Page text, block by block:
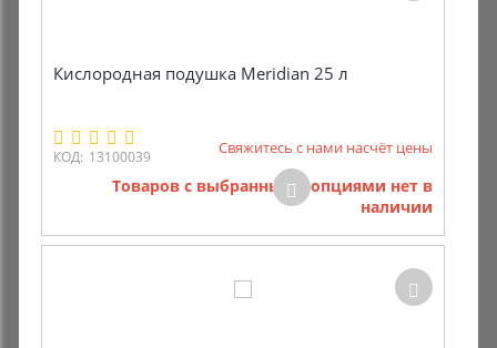
Кислородная подушка Meridian 25 л
КОД: 13100039 Свяжитесь с нами насчёт цены
Товаров с выбранными опциями нет в
наличии